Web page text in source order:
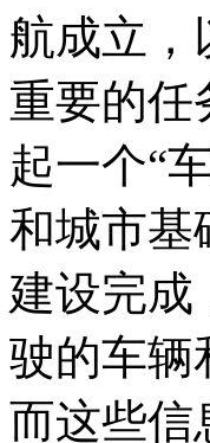
航成立，
重要的任
起一个“
和城市基
建设完成
驶的车辆
而这些信